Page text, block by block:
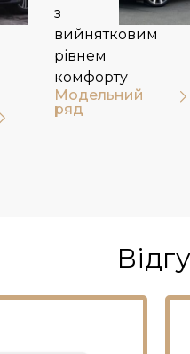
з
вийнятковим
рівнем
комфорту
Модельний
ряд